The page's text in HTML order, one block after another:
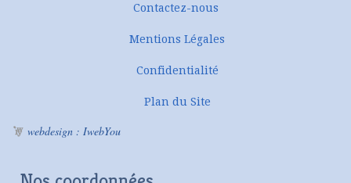
Contactez-nous
Mentions Légales
Confidentialité
Plan du Site
webdesign : IwebYou